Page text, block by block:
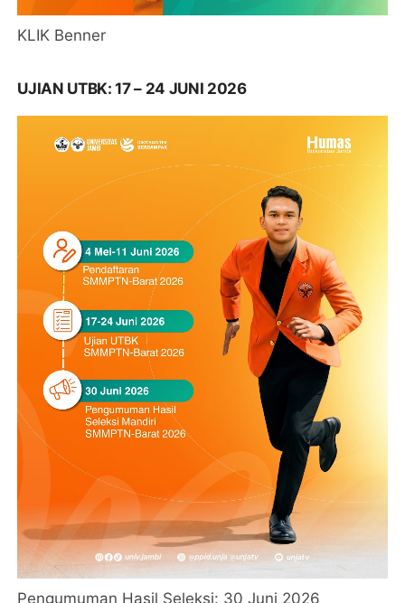
KLIK Benner
UJIAN UTBK: 17 – 24 JUNI 2026
Pengumuman Hasil Seleksi: 30 Juni 2026